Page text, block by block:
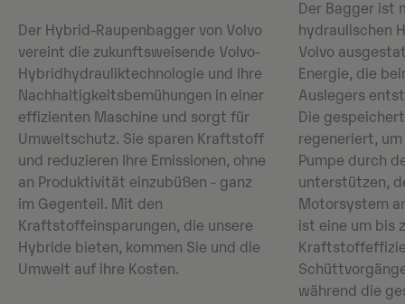
Der Hybrid-Raupenbagger von Volvo
vereint die zukunftsweisende Volvo-
Hybridhydrauliktechnologie und Ihre
Nachhaltigkeitsbemühungen in einer
effizienten Maschine und sorgt für
Umweltschutz. Sie sparen Kraftstoff
und reduzieren Ihre Emissionen, ohne
an Produktivität einzubüßen - ganz
im Gegenteil. Mit den
Kraftstoffeinsparungen, die unsere
Hybride bieten, kommen Sie und die
Umwelt auf ihre Kosten.
Der Bagger ist
hydraulischen
Volvo
Energie, die
Auslegers
Die
regeneriert,
Pumpe durch
unterstützen,
Motorsystem
ist eine um bis
während die